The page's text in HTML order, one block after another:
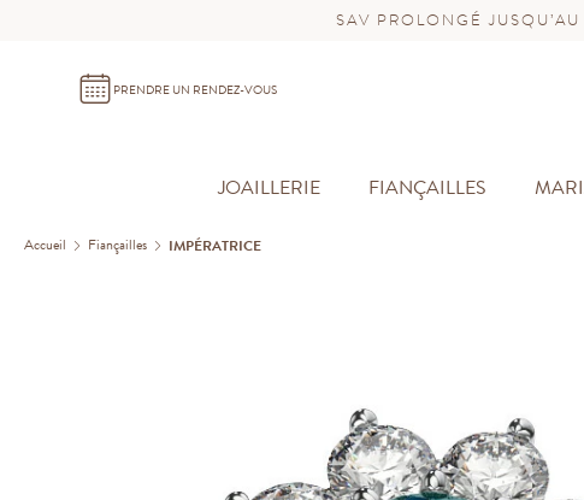
SAV PROLONGÉ
PRENDRE UN RENDEZ-VOUS
JOAILLERIE FIANÇAILLES
Accueil Fiançailles IMPÉRATRICE